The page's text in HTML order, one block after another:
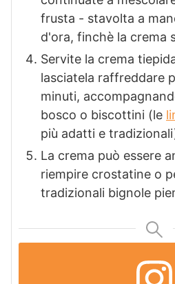
frusta - stavolta a
d'ora, finchè la crema
Servite la crema
lasciatela raffreddare
minuti,
bosco o biscottini (le
più adatti e
La crema può essere
riempire crostatine o
tradizionali bignole